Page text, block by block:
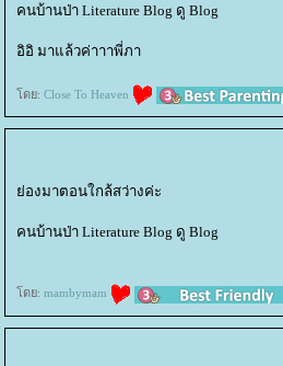
คนบ้านป่า Literature Blog ดู Blog
อิอิ มาแล้วค่าาาพี่ภา
ดย: Close To Heaven
่องมาตอนใกล้สว่างค่ะ
คนบ้านป่า Literature Blog ดู Blog
ดย: mambymam